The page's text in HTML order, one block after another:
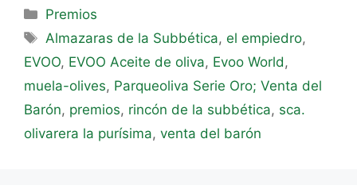
Premios
Almazaras de la Subbética,el empiedro,
EVOO, EVOO Aceite de oliva, Evoo World,
muela-olives, Parqueoliva Serie Oro; Venta del
Barón, premios, rincón de la subbética, sca.
olivarera la purísima, venta del barón